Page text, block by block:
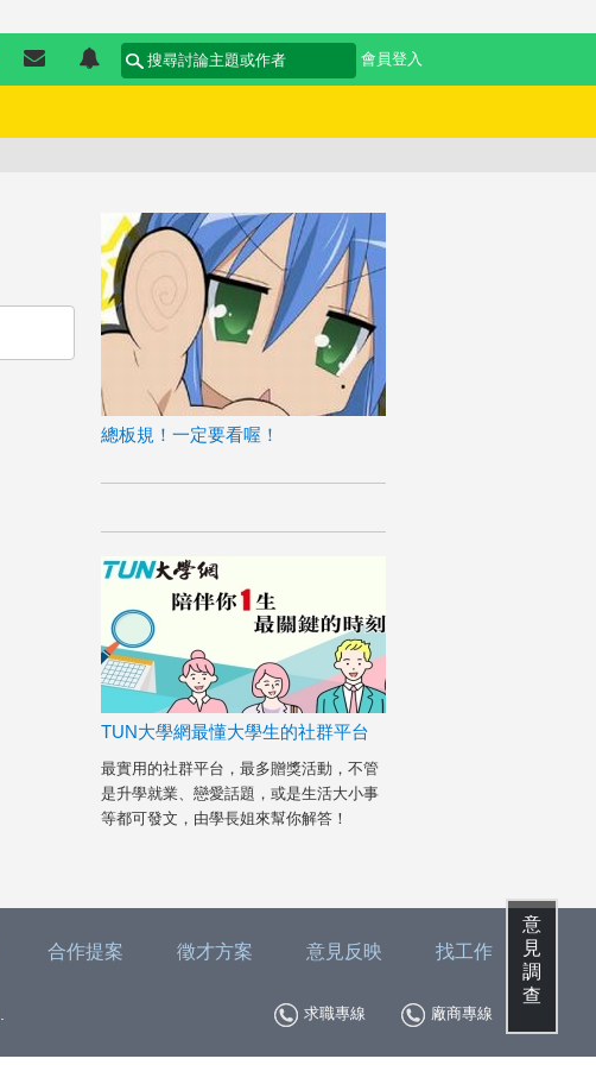
會員登入
意
見
調
查
總板規！一定要看喔！
TUN大學網最懂大學生的社群平台
最實用的社群平台，最多贈獎活動，不管
是升學就業、戀愛話題，或是生活大小事
等都可發文，由學長姐來幫你解答！
合作提案 徵才方案 意見反映 找工作
廠商專線
求職專線